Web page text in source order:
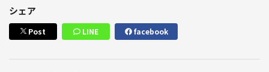
シェア
Post LINE facebook